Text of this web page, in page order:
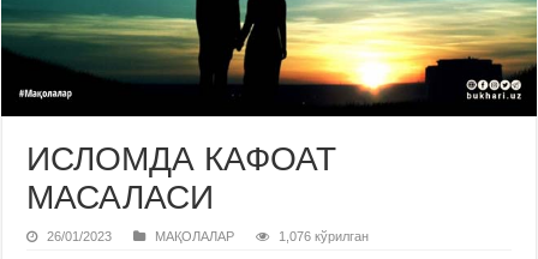
ИСЛОМДА КАФОАТ
МАСАЛАСИ
26/01/2023 МАҚОЛАЛАР 1,076 кўрилган